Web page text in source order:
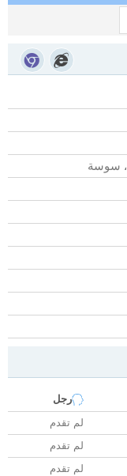
، سوسة
رجل
لم تقدم
لم تقدم
لم تقدم